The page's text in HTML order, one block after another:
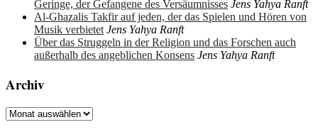
Geringe, der Gefangene des Versäumnisses Jens Yahya Ranft
Al-Ghazalis Takfir auf jeden, der das Spielen und Hören von
Musik verbietet Jens Yahya Ranft
Über das Struggeln in der Religion und das Forschen auch
außerhalb des angeblichen Konsens Jens Yahya Ranft
Archiv
Archiv